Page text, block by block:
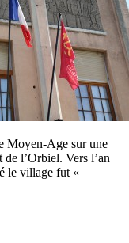
Moyen-Age sur une
l’Orbiel. Vers l’an
le village fut «